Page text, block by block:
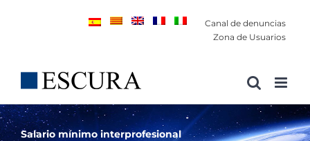
Canal de denuncias
Zona de Usuarios
Salario mínimo interprofesional